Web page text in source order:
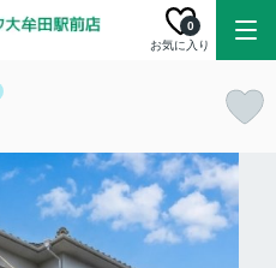
お気に入り
0